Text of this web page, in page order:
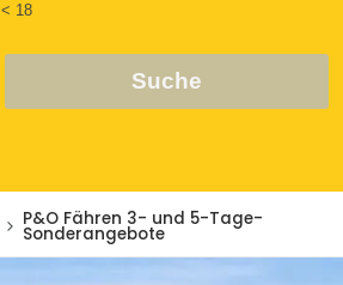
< 18
Suche
P&O Fähren 3- und 5-Tage-
Sonderangebote